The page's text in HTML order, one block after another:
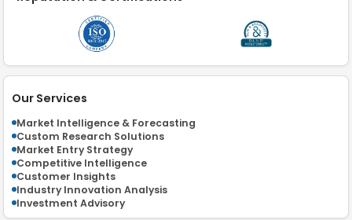
Our Services
Market Intelligence & Forecasting
Custom Research Solutions
Market Entry Strategy
Competitive Intelligence
Customer Insights
Industry Innovation Analysis
Investment Advisory